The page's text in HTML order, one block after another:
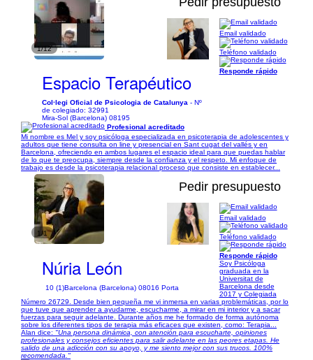
1/12
Espacio Terapéutico
Col·legi Oficial de Psicologia de Catalunya - Nº
de colegiado: 32991
Mira-Sol (Barcelona) 08195
Email validado
Teléfono validado
Responde rápido
Profesional acreditado
Mi nombre es Mel y soy psicóloga especializada en psicoterapia de adolescentes y
adultos que tiene consulta on line y presencial en Sant cugat del vallés y en
Barcelona, ofreciendo en ambos lugares el espacio ideal para que puedas hablar
de lo que te preocupa, siempre desde la confianza y el respeto. Mi enfoque de
trabajo es desde la psicoterapia relacional proceso que consiste en establecer...
1/1
Pedir presupuesto
Núria León
10 (1)Barcelona (Barcelona) 08016 Porta
Email validado
Teléfono validado
Responde rápido
Soy Psicóloga
graduada en la
Universitat de
Barcelona desde
2017 y Colegiada
Número 26729. Desde bien pequeña me vi inmersa en varias problemáticas, por lo
que tuve que aprender a ayudarme, escucharme, a mirar en mi interior y a sacar
fuerzas para seguir adelante. Durante años me he formado de forma autónoma
sobre los diferentes tipos de terapia más eficaces que existen, como: Terapia...
Alan dice: "Una persona dinámica, con atención para escucharte, opiniones
profesionales y consejos eficientes para salir adelante en las peores etapas. He
salido de una adicción con su apoyo, y me siento mejor con sus trucos. 100%
recomendada."